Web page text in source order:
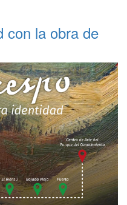
con la obra de